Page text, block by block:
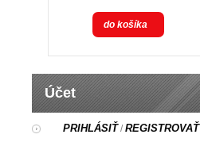
do košíka
Účet
PRIHLÁSIŤ/REGISTROVAŤ